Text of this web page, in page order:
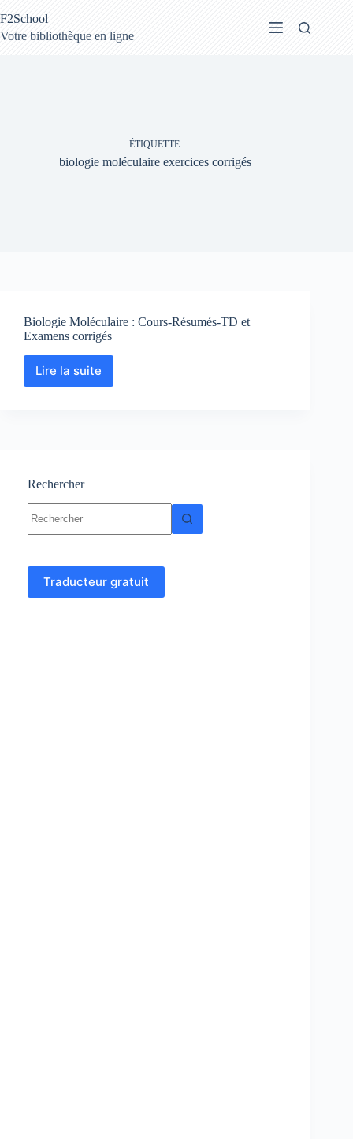
au
contenu
F2School
Votre bibliothèque en ligne
ÉTIQUETTE
biologie moléculaire exercices corrigés
Biologie Moléculaire : Cours-Résumés-TD et
Examens corrigés
Lire la suite
Biologie
Examens
Rechercher
résultat
Traducteur gratuit